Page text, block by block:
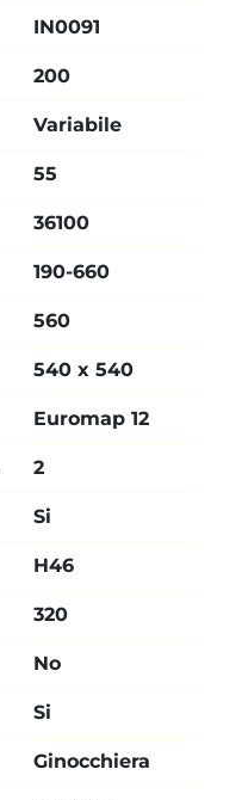
IN0091
200
Variabile
55
36100
190-660
560
540 x 540
Euromap 12
2
Si
H46
320
No
Si
Ginocchiera